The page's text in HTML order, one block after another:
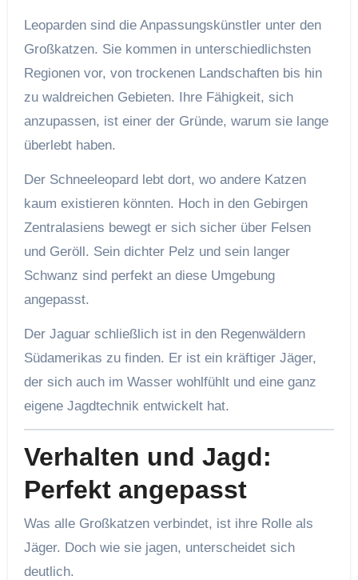
Leoparden sind die Anpassungskünstler unter den
Großkatzen. Sie kommen in unterschiedlichsten
Regionen vor, von trockenen Landschaften bis hin
zu waldreichen Gebieten. Ihre Fähigkeit, sich
anzupassen, ist einer der Gründe, warum sie lange
überlebt haben.
Der Schneeleopard lebt dort, wo andere Katzen
kaum existieren könnten. Hoch in den Gebirgen
Zentralasiens bewegt er sich sicher über Felsen
und Geröll. Sein dichter Pelz und sein langer
Schwanz sind perfekt an diese Umgebung
angepasst.
Der Jaguar schließlich ist in den Regenwäldern
Südamerikas zu finden. Er ist ein kräftiger Jäger,
der sich auch im Wasser wohlfühlt und eine ganz
eigene Jagdtechnik entwickelt hat.
Verhalten und Jagd:
Perfekt angepasst
Was alle Großkatzen verbindet, ist ihre Rolle als
Jäger. Doch wie sie jagen, unterscheidet sich
deutlich.